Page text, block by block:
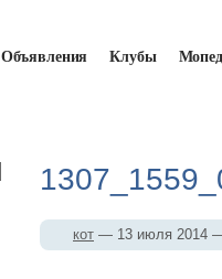
Объявления Клубы
кот — 13 июля 2014